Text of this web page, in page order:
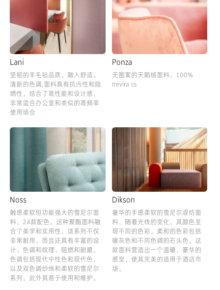
Lani
坚韧的羊毛毡品质，融入舒适、
清新的色调,面料具有抗污性和阻
燃性，结合了高性能和设计感，
非常适合办公室和类似的高频率
使用场合
Ponza
无图案的天鹅绒面料，100%
trevira cs
Noss
触感柔软但功能强大的雪尼尔面
料，24款配色。这种聚酯面料融
合了美学和实用性，该系列不仅
非常耐用，而且还具有丰富的设
计、色调和纹理、阻燃和耐磨，
色调包括现代中性色和现代色，
以及双色调纱线和柔软的雪尼尔
系列，此外其易于使用和维护。
Dikson
奢华的手感柔软的雪尼尔混纺面
料，随着光线的变化，其颜色呈
现不同的色彩。柔和的色彩包括
暖灰色和不同色调的石头色。这
款面料营造出一个温暖，豪华的
感觉，使其完美的适用于酒店市
场。